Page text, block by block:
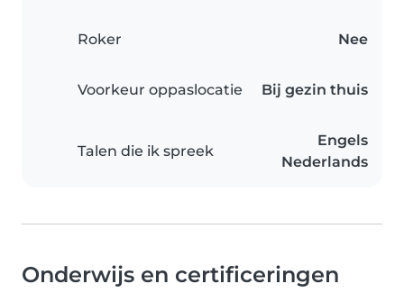
Roker Nee
Voorkeur oppaslocatie Bij gezin thuis
Talen die ik spreek
Engels
Nederlands
Onderwijs en certificeringen